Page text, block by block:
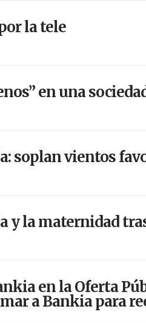
la tele
en una
soplan vientos
y la maternidad
en la Oferta
a Bankia para